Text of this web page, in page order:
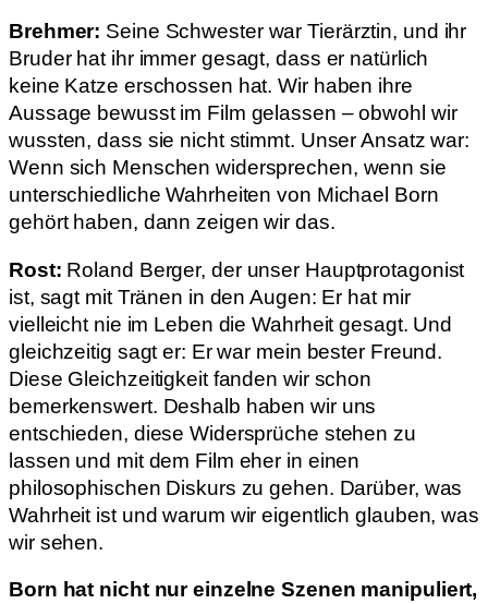
Brehmer: Seine Schwester war Tierärztin, und ihr
Bruder hat ihr immer gesagt, dass er natürlich
keine Katze erschossen hat. Wir haben ihre
Aussage bewusst im Film gelassen – obwohl wir
wussten, dass sie nicht stimmt. Unser Ansatz war:
Wenn sich Menschen widersprechen, wenn sie
unterschiedliche Wahrheiten von Michael Born
gehört haben, dann zeigen wir das.
Rost: Roland Berger, der unser Hauptprotagonist
ist, sagt mit Tränen in den Augen: Er hat mir
vielleicht nie im Leben die Wahrheit gesagt. Und
gleichzeitig sagt er: Er war mein bester Freund.
Diese Gleichzeitigkeit fanden wir schon
bemerkenswert. Deshalb haben wir uns
entschieden, diese Widersprüche stehen zu
lassen und mit dem Film eher in einen
philosophischen Diskurs zu gehen. Darüber, was
Wahrheit ist und warum wir eigentlich glauben, was
wir sehen.
Born hat nicht nur einzelne Szenen manipuliert,